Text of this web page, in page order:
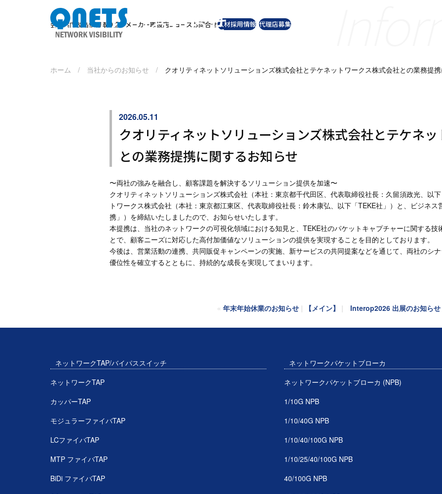
会社案内 製品情報取り扱いメーカー取扱店ニュース お問合せ人材採用情報 代理店募集
当社からのお知らせ
ホーム / 当社からのお知らせ / クオリティネットソリューションズ株式会社とテケネットワークス株式会社との業務提
2026.05.11
クオリティネットソリューションズ株式会社とテケネ
との業務提携に関するお知らせ
〜両社の強みを融合し、顧客課題を解決するソリューション提供を加速〜
クオリティネットソリューションズ株式会社（本社：東京都千代田区、代表取締役社長：久留須政光、以
トワークス株式会社（本社：東京都江東区、代表取締役社長：鈴木康弘、以下「TEKE社」）と、ビジネス
携」）を締結いたしましたので、お知らせいたします。
本提携は、当社のネットワークの可視化領域における知見と、 TEKE社のパケットキャプチャーに関する技
とで、顧客ニーズに対応した高付加価値なソリューションの提供を実現することを目的としております。
今後は、営業活動の連携、共同販促キャンペーンの実施、新サービスの共同提案などを通じて、両社のシ
優位性を確立するとともに、持続的な成長を実現してまいります。
« 年末年始休業のお知らせ| 【メイン】 | Interop2026 出展のお知らせ
ネットワークTAP/バイパススイッチ
ネットワークTAP
カッパーTAP
モジュラーファイバTAP
LCファイバTAP
MTP ファイバTAP
BiDi ファイバTAP
ネットワークパケットブローカ
ネットワークパケットブローカ (NPB)
1/10G NPB
1/10/40G NPB
1/10/40/100G NPB
1/10/25/40/100G NPB
40/100G NPB